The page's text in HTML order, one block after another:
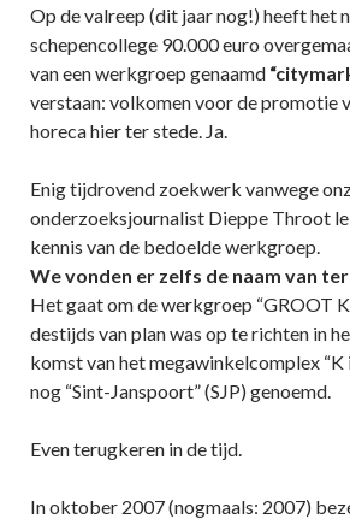
Op de valreep (dit jaar nog!) heeft het
schepencollege 90.000 euro
van een werkgroep genaamd
verstaan: volkomen voor de promotie
horeca hier ter stede. Ja.
Enig tijdrovend zoekwerk vanwege
onderzoeksjournalist Dieppe Throot
kennis van de bedoelde werkgroep.
We vonden er zelfs de naam van
Het gaat om de werkgroep “GROOT
destijds van plan was op te richten in
komst van het megawinkelcomplex
nog “Sint-Janspoort” (SJP) genoemd.
Even terugkeren in de tijd.
In oktober 2007 (nogmaals: 2007)